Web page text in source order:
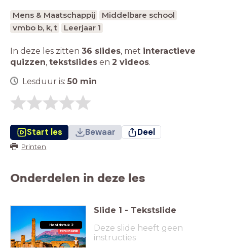
Mens & Maatschappij
Middelbare school
vmbo b, k, t
Leerjaar 1
In deze les zitten 36 slides, met interactieve
quizzen, tekstslides en 2 videos.
Lesduur is: 50 min
Start les Bewaar Deel
Printen
Onderdelen in deze les
Mens en aarde
Hoofdstuk 2
Slide 1 - Tekstslide
Deze slide heeft geen
instructies